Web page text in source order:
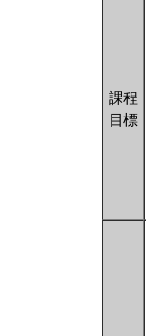
課程
目標